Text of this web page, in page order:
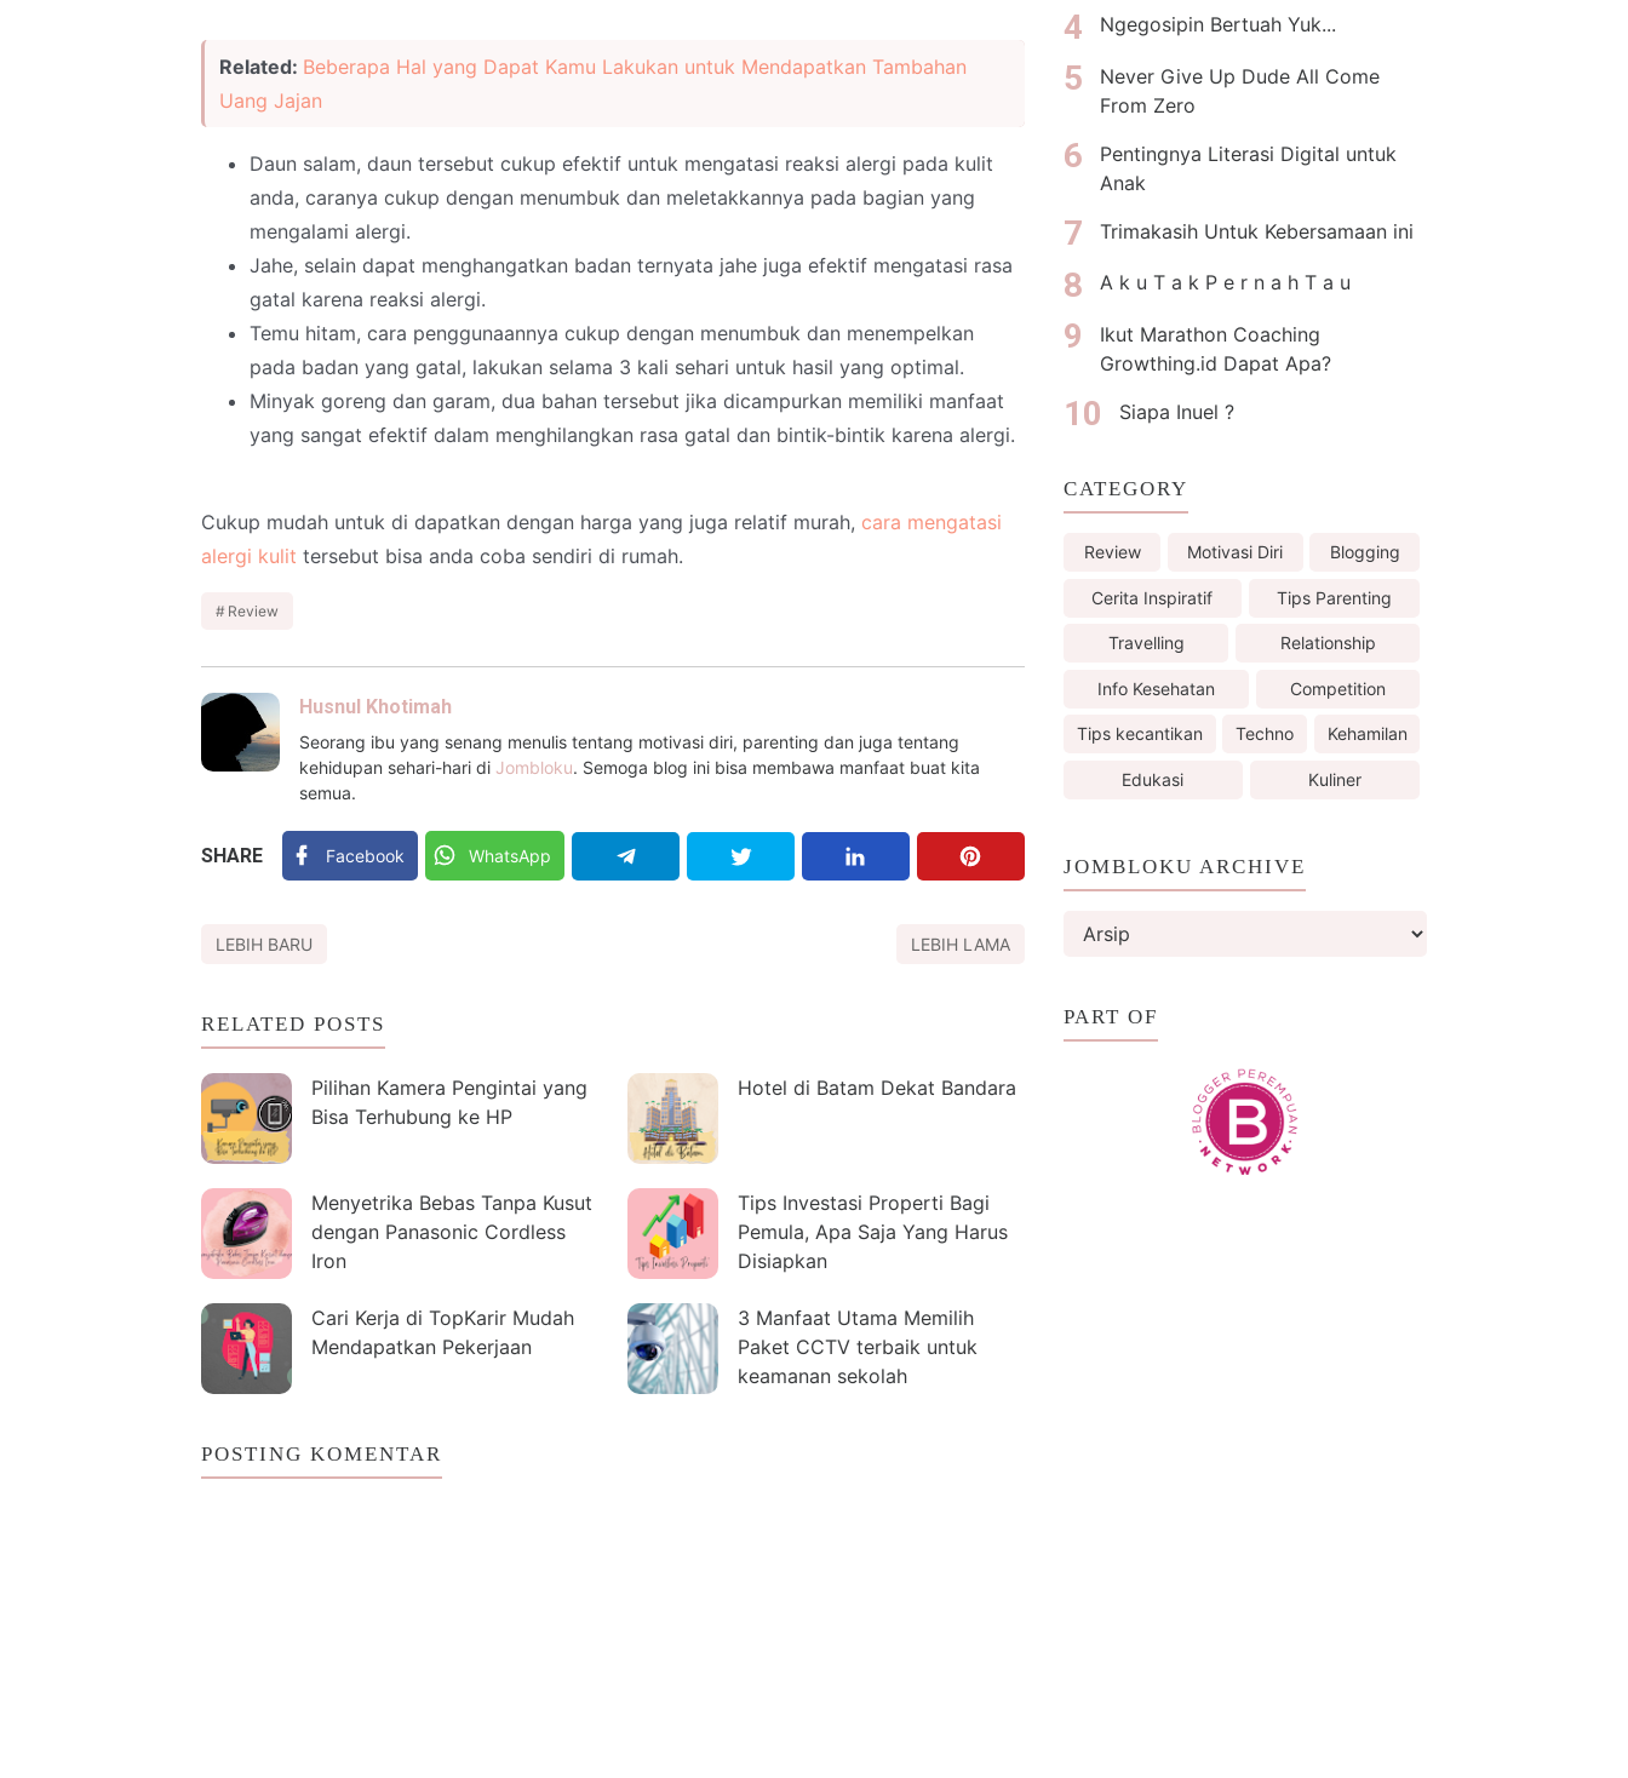
Related: Beberapa Hal yang Dapat Kamu Lakukan untuk Mendapatkan Tambahan
Uang Jajan
Daun salam, daun tersebut cukup efektif untuk mengatasi reaksi alergi pada kulit
anda, caranya cukup dengan menumbuk dan meletakkannya pada bagian yang
mengalami alergi.
Jahe, selain dapat menghangatkan badan ternyata jahe juga efektif mengatasi rasa
gatal karena reaksi alergi.
Temu hitam, cara penggunaannya cukup dengan menumbuk dan menempelkan
pada badan yang gatal, lakukan selama 3 kali sehari untuk hasil yang optimal.
Minyak goreng dan garam, dua bahan tersebut jika dicampurkan memiliki manfaat
yang sangat efektif dalam menghilangkan rasa gatal dan bintik-bintik karena alergi.
Cukup mudah untuk di dapatkan dengan harga yang juga relatif murah, cara mengatasi
alergi kulit tersebut bisa anda coba sendiri di rumah.
Review
Husnul Khotimah
Seorang ibu yang senang menulis tentang motivasi diri, parenting dan juga tentang
kehidupan sehari-hari di Jombloku. Semoga blog ini bisa membawa manfaat buat kita
semua.
SHARE Facebook WhatsApp
LEBIH BARU LEBIH LAMA
RELATED POSTS
Pilihan Kamera Pengintai yang
Bisa Terhubung ke HP
Hotel di Batam Dekat Bandara
Menyetrika Bebas Tanpa Kusut
dengan Panasonic Cordless
Iron
Tips Investasi Properti Bagi
Pemula, Apa Saja Yang Harus
Disiapkan
Cari Kerja di TopKarir Mudah
Mendapatkan Pekerjaan
3 Manfaat Utama Memilih
Paket CCTV terbaik untuk
keamanan sekolah
POSTING KOMENTAR
Ngegosipin Bertuah Yuk...
Never Give Up Dude All Come
From Zero
Pentingnya Literasi Digital untuk
Anak
Trimakasih Untuk Kebersamaan ini
A k u T a k P e r n a h T a u
Ikut Marathon Coaching
Growthing.id Dapat Apa?
Siapa Inuel ?
CATEGORY
Review Motivasi Diri Blogging
Cerita Inspiratif Tips Parenting
Travelling Relationship
Info Kesehatan Competition
Tips kecantikan Techno Kehamilan
Edukasi Kuliner
JOMBLOKU ARCHIVE
PART OF